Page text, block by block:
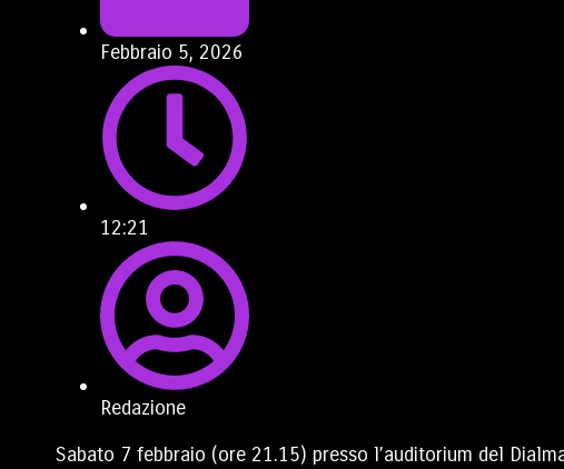
Febbraio 5, 2026
12:21
Redazione
Sabato 7 febbraio (ore 21.15) presso l’auditorium del